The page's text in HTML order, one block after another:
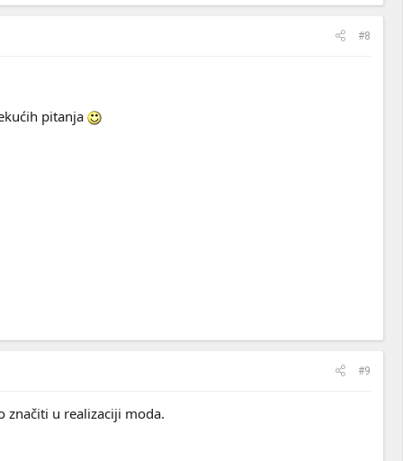
#8
pitanja
#9
značiti u realizaciji moda.